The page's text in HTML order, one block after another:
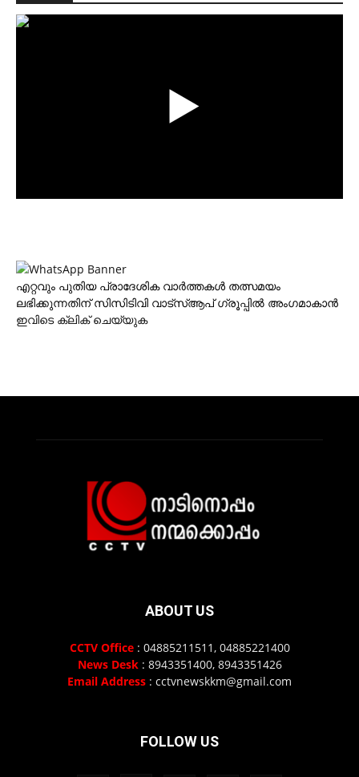
എറ്റവും പുതിയ പ്രാദേശിക വാര്‍ത്തകള്‍ തത്സമയം
ലഭിക്കുന്നതിന് സിസിടിവി വാട്‌സ്ആപ് ഗ്രൂപ്പില്‍ അംഗമാകാന്‍
ഇവിടെ ക്ലിക് ചെയ്യുക
ABOUT US
CCTV Office: 04885211511, 04885221400
News Desk: 8943351400, 8943351426
Email Address : cctvnewskkm@gmail.com
FOLLOW US